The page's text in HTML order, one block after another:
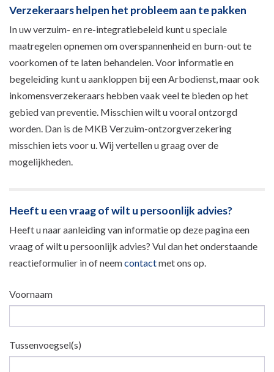
Verzekeraars helpen het probleem aan te pakken
In uw verzuim- en re-integratiebeleid kunt u speciale
maatregelen opnemen om overspannenheid en burn-out te
voorkomen of te laten behandelen. Voor informatie en
begeleiding kunt u aankloppen bij een Arbodienst, maar ook
inkomensverzekeraars hebben vaak veel te bieden op het
gebied van preventie. Misschien wilt u vooral ontzorgd
worden. Dan is de MKB Verzuim-ontzorgverzekering
misschien iets voor u. Wij vertellen u graag over de
mogelijkheden.
Heeft u een vraag of wilt u persoonlijk advies?
Heeft u naar aanleiding van informatie op deze pagina een
vraag of wilt u persoonlijk advies? Vul dan het onderstaande
reactieformulier in of neemcontactmet ons op.
Voornaam
Tussenvoegsel(s)